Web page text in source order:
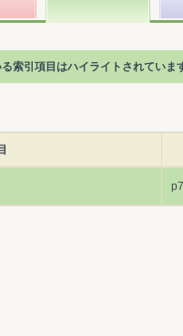
索引項目はハイライトされていま